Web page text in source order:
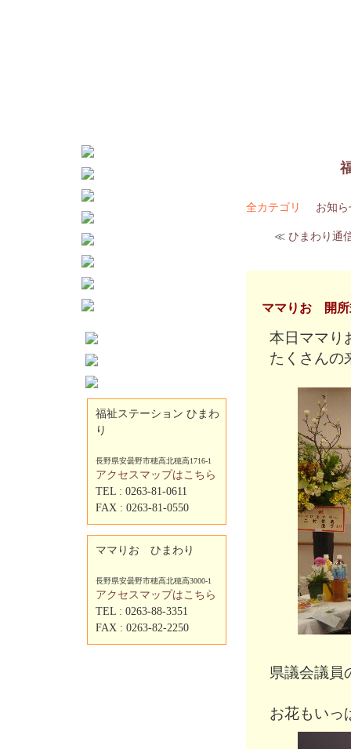
福祉ステーション ひまわ
り
長野県安曇野市穂高北穂高1716-1
アクセスマップはこちら
TEL : 0263-81-0611
FAX : 0263-81-0550
ママりお ひまわり
長野県安曇野市穂高北穂高3000-1
アクセスマップはこちら
TEL : 0263-88-3351
FAX : 0263-82-2250
全カテゴリ お知ら
≪ ひまわり通
ママりお 開所
本日ママり
たくさんの
県議会議員
お花もいっ